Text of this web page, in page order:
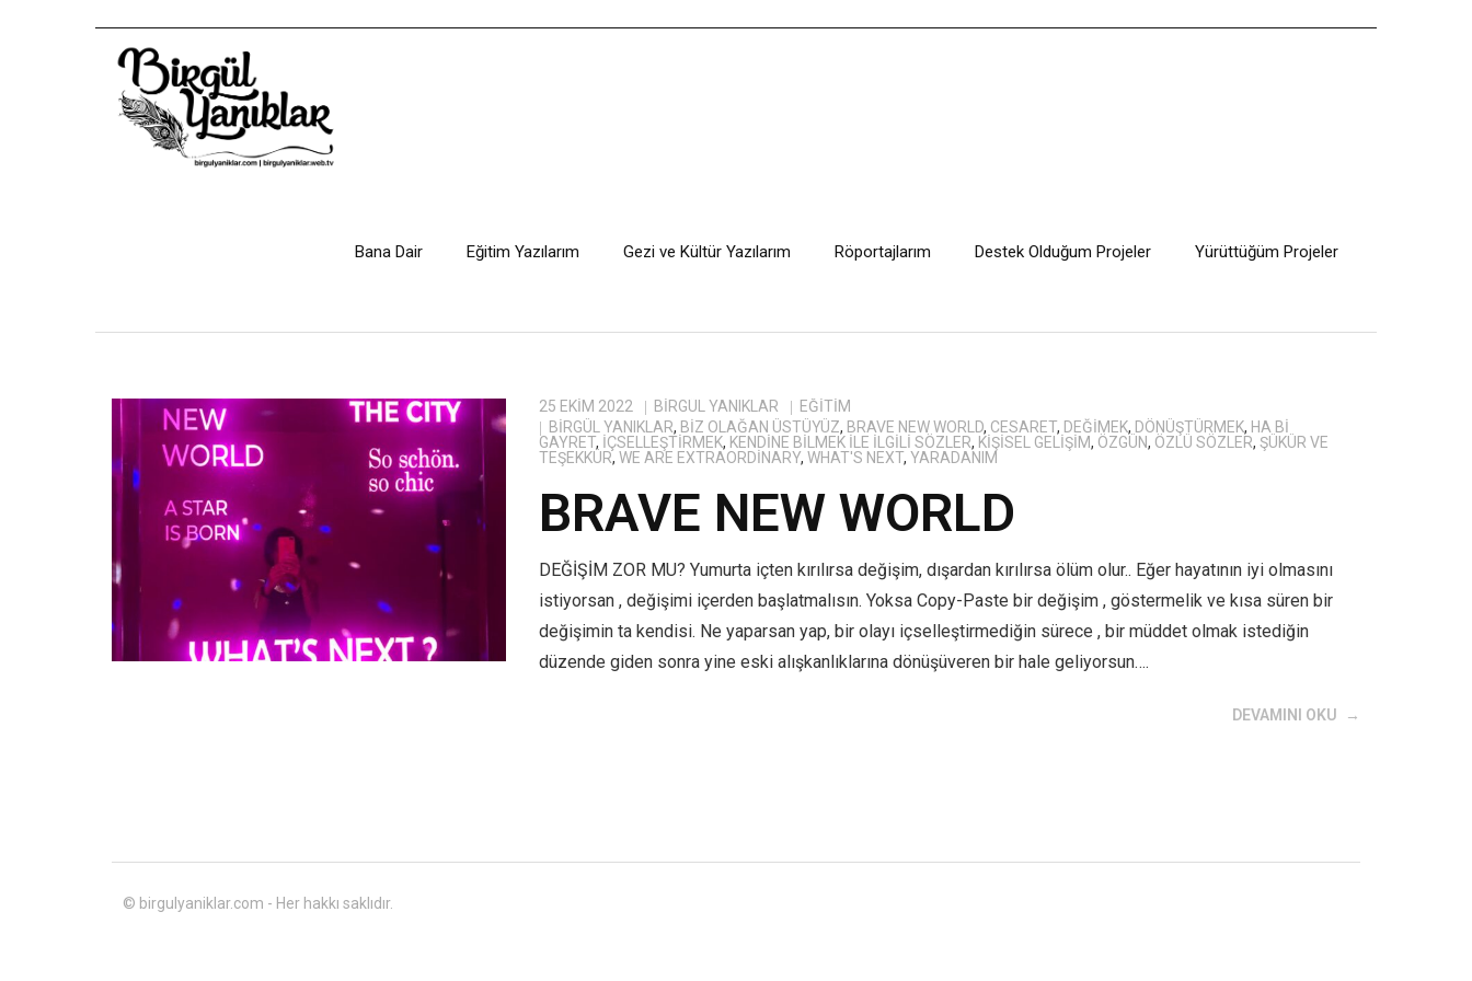
Bana Dair Eğitim Yazılarım Gezi ve Kültür Yazılarım Röportajlarım Destek Olduğum Projeler Yürüttüğüm Projeler
25 EKIM 2022 BIRGÜL YANIKLAR
EĞITIM
BIRGÜL YANIKLAR, BIZ OLAĞAN ÜSTÜYÜZ, BRAVE NEW WORLD, CESARET, DEĞIMEK, DÖNÜŞTÜRMEK, HA BI
GAYRET, IÇSELLEŞTIRMEK, KENDINE BILMEK ILE ILGILI SÖZLER, KIŞISEL GELIŞIM, ÖZGÜN, ÖZLÜ SÖZLER, ŞÜKÜR VE
TEŞEKKÜR, WE ARE EXTRAORDINARY, WHAT'S NEXT, YARADANIM
BRAVE NEW WORLD
DEĞİŞİM ZOR MU? Yumurta içten kırılırsa değişim, dışardan kırılırsa ölüm olur.. Eğer hayatının iyi olmasını
istiyorsan , değişimi içerden başlatmalısın. Yoksa Copy-Paste bir değişim , göstermelik ve kısa süren bir
değişimin ta kendisi. Ne yaparsan yap, bir olayı içselleştirmediğin sürece , bir müddet olmak istediğin
düzende giden sonra yine eski alışkanlıklarına dönüşüveren bir hale geliyorsun….
DEVAMINI OKU
© birgulyaniklar.com - Her hakkı saklıdır.